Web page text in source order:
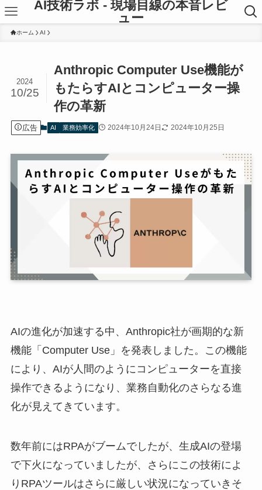
AI技術ラボ - 現場目線の本音レビ
ュー
ホーム AI
Anthropic Computer Use機能が
もたらすAIとコンピューター操
作の革新
2024
10/25
広告 AI 業務効率化 2024年10月24日 2024年10月25日
AIの進化が加速する中、Anthropic社が画期的な新
機能「Computer Use」を発表しました。この機能
により、AIが人間のようにコンピューターを直接
操作できるようになり、業務自動化のさらなる進
化が見えてきています。
数年前にはRPAがブームでしたが、生成AIの登場
で下火になっていましたが、さらにこの技術によ
りRPAツールはさらに厳しい状況になっていきそ